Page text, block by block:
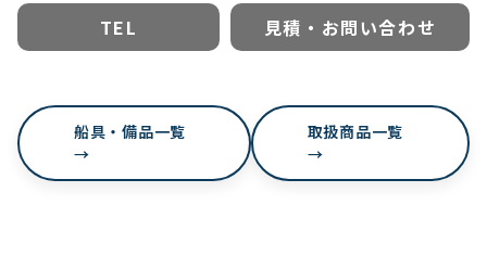
TEL 見積・お問い合わせ
船具・備品一覧
→
取扱商品一覧
→